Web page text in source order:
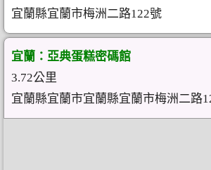
宜蘭縣宜蘭市梅洲二路122號
宜蘭：亞典蛋糕密碼館
3.72公里
宜蘭縣宜蘭市宜蘭縣宜蘭市梅洲二路